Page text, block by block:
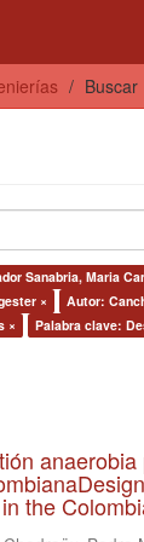
Buscar
Sanabria, Maria
× Autor:
× Palabra clave:
the